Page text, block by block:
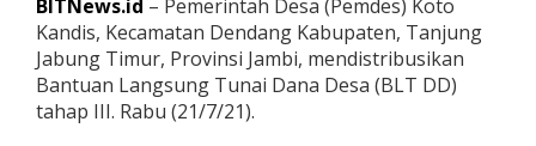
d
i
s
D
i
s
BITNews.id – Pemerintah Desa (Pemdes) Koto
Kandis, Kecamatan Dendang Kabupaten, Tanjung
Jabung Timur, Provinsi Jambi, mendistribusikan
Bantuan Langsung Tunai Dana Desa (BLT DD)
tahap III. Rabu (21/7/21).